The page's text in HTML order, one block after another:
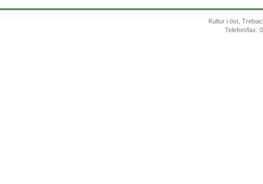
Kultur i öst,
Telefon/fax: